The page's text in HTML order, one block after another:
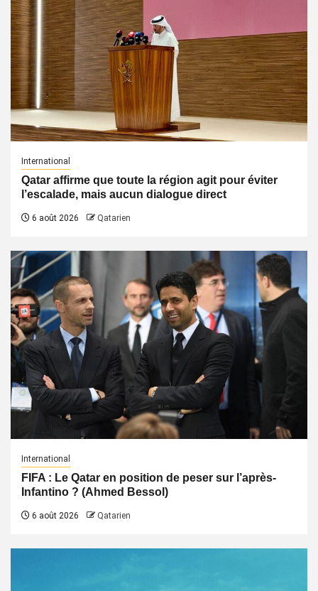
International
Qatar affirme que toute la région agit pour éviter
l’escalade, mais aucun dialogue direct
6 août 2026 Qatarien
International
FIFA : Le Qatar en position de peser sur l’après-
Infantino ? (Ahmed Bessol)
6 août 2026 Qatarien